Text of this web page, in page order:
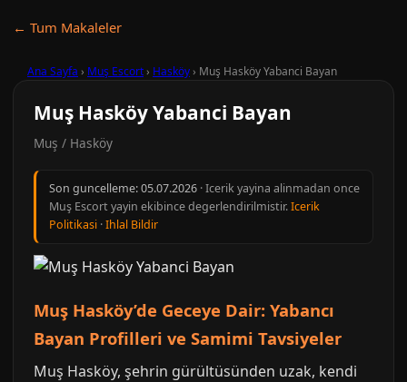
← Tum Makaleler
Ana Sayfa › Muş Escort› Hasköy› Muş Hasköy Yabanci Bayan
Muş Hasköy Yabanci Bayan
Muş / Hasköy
Son guncelleme:05.07.2026 · Icerik yayina alinmadan once
Muş Escort yayin ekibince degerlendirilmistir.Icerik
Politikasi ·Ihlal Bildir
Muş Hasköy’de Geceye Dair: Yabancı
Bayan Profilleri ve Samimi Tavsiyeler
Muş Hasköy, şehrin gürültüsünden uzak, kendi